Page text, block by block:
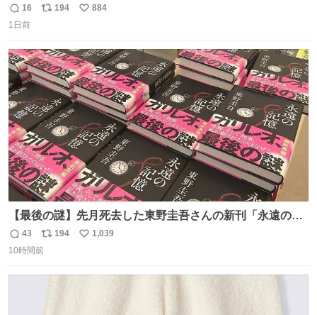
湯器があったのでガスやさんに設置してもらった。 工事費
9万円。 痛い出費。 防犯カメラ設置した。 物騒な時代にな
返
信
16
リ
ト
数
194
い
数
884
1日前
【最後の謎】先月死去した東野圭吾さんの新刊「永遠の記
憶」発売 代表作「ガリレオ」シリーズ最新作
news.livedoor.com/article/detail… 68歳で亡くなった作家
返
信
43
リ
ポ
194
い
1,039
10時間前